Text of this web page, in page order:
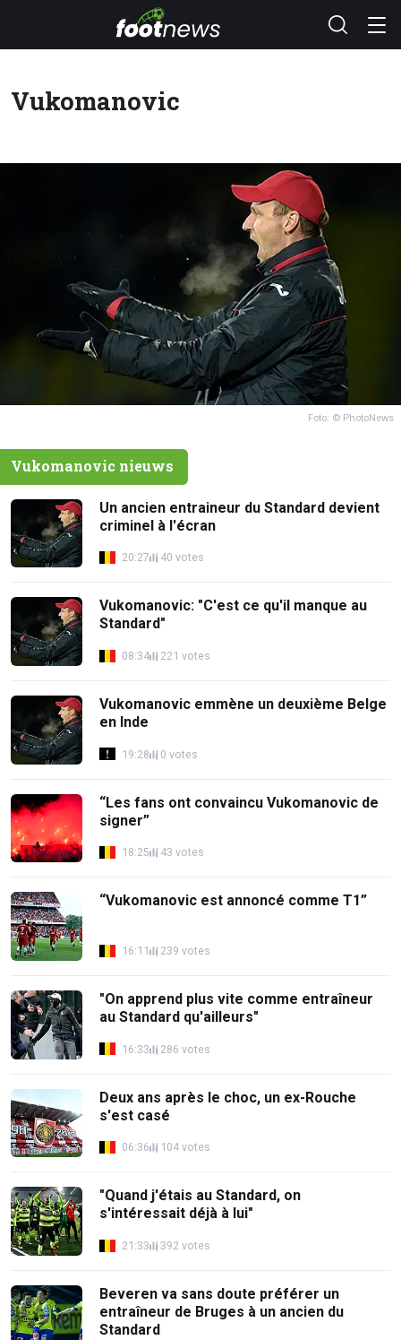
Vukomanovic
Foto: © PhotoNews
Vukomanovic nieuws
Un ancien entraineur du Standard devient
criminel à l'écran
20:27 40 votes
Vukomanovic: "C'est ce qu'il manque au
Standard"
08:34 221 votes
Vukomanovic emmène un deuxième Belge
en Inde
19:28 0 votes
“Les fans ont convaincu Vukomanovic de
signer”
18:25 43 votes
“Vukomanovic est annoncé comme T1”
16:11 239 votes
"On apprend plus vite comme entraîneur
au Standard qu'ailleurs"
16:33 286 votes
Deux ans après le choc, un ex-Rouche
s'est casé
06:36 104 votes
"Quand j'étais au Standard, on
s'intéressait déjà à lui"
21:33 392 votes
Beveren va sans doute préférer un
entraîneur de Bruges à un ancien du
Standard